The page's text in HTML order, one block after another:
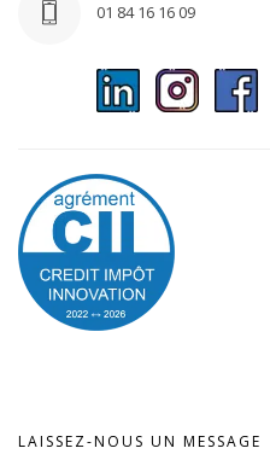
01 84 16 16 09
LAISSEZ-NOUS UN MESSAGE